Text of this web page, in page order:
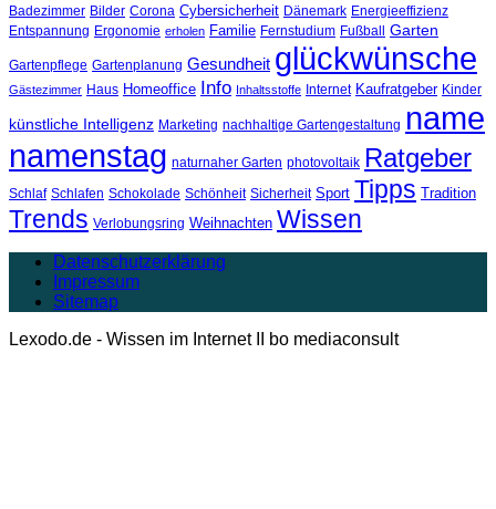
Badezimmer Bilder Corona Cybersicherheit Dänemark Energieeffizienz
Entspannung Ergonomie erholen Familie Fernstudium Fußball Garten
Gartenpflege Gartenplanung Gesundheit glückwünsche
Gästezimmer Haus Homeoffice Info Inhaltsstoffe Internet Kaufratgeber Kinder
künstliche Intelligenz Marketing nachhaltige Gartengestaltung name
namenstag naturnaher Garten photovoltaik Ratgeber
Schlaf Schlafen Schokolade Schönheit Sicherheit Sport Tipps Tradition
Trends Verlobungsring Weihnachten Wissen
Datenschutzerklärung
Impressum
Sitemap
Lexodo.de - Wissen im Internet II bo mediaconsult